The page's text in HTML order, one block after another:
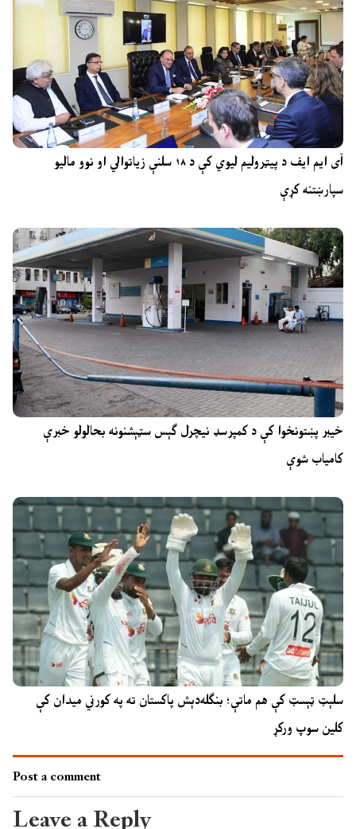
آی ایم ایف د پیټرولیم لیوي کې د ۱۸ سلنې زیاتوالي او نوو مالیو
سپارښتنه کړې
خیبر پښتونخوا کې د کمپرسډ نیچرل ګېس سټېشنونه بحالولو خبرې
کامیاب شوې
سلېټ ټېسټ کې هم ماتې؛ بنګله‌دېش پاکستان ته په کورني میدان کې
کلین سوپ ورکړ
Post a comment